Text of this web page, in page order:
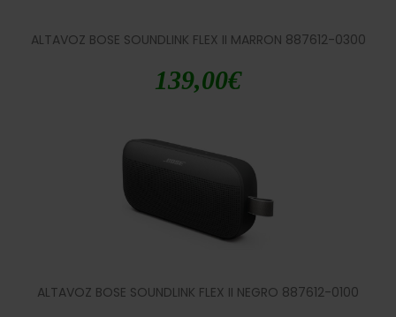
ALTAVOZ BOSE SOUNDLINK FLEX II MARRON 887612-0300
139,00€
ALTAVOZ BOSE SOUNDLINK FLEX II NEGRO 887612-0100